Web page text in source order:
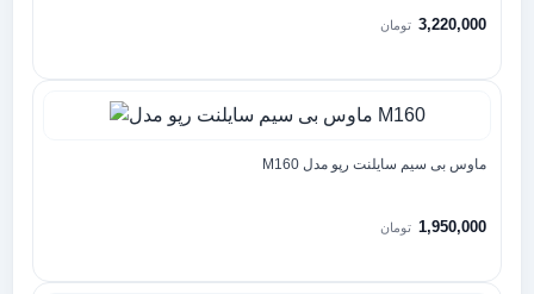
3,220,000 تومان
ماوس بی سیم سایلنت رپو مدل M160
1,950,000 تومان